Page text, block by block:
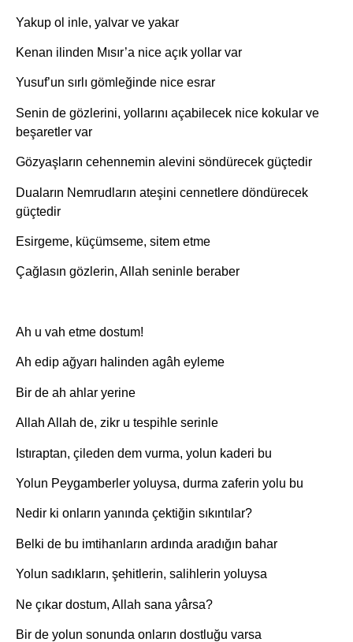
Yakup ol inle, yalvar ve yakar
Kenan ilinden Mısır’a nice açık yollar var
Yusuf’un sırlı gömleğinde nice esrar
Senin de gözlerini, yollarını açabilecek nice kokular ve
beşaretler var
Gözyaşların cehennemin alevini söndürecek güçtedir
Duaların Nemrudların ateşini cennetlere döndürecek
güçtedir
Esirgeme, küçümseme, sitem etme
Çağlasın gözlerin, Allah seninle beraber
Ah u vah etme dostum!
Ah edip ağyarı halinden agâh eyleme
Bir de ah ahlar yerine
Allah Allah de, zikr u tespihle serinle
Istıraptan, çileden dem vurma, yolun kaderi bu
Yolun Peygamberler yoluysa, durma zaferin yolu bu
Nedir ki onların yanında çektiğin sıkıntılar?
Belki de bu imtihanların ardında aradığın bahar
Yolun sadıkların, şehitlerin, salihlerin yoluysa
Ne çıkar dostum, Allah sana yârsa?
Bir de yolun sonunda onların dostluğu varsa